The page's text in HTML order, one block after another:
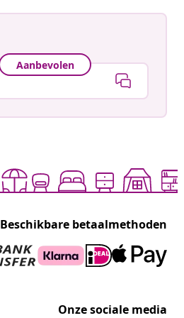
Aanbevolen
Beschikbare betaalmethoden
Onze sociale media